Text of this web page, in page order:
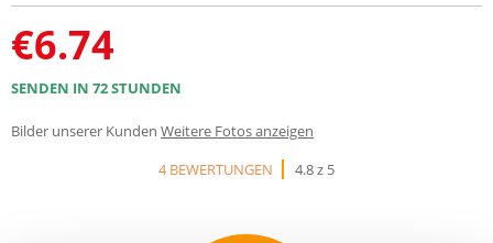
€6.74
SENDEN IN 72 STUNDEN
Bilder unserer Kunden Weitere Fotos anzeigen
4 BEWERTUNGEN
4.8 z 5